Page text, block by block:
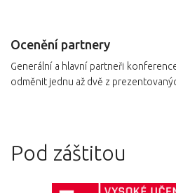
Ocenění partnery
Generální a hlavní partneři
odměnit jednu až dvě z
Pod záštitou